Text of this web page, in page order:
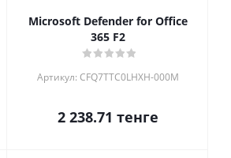
Microsoft Defender for Office
365 F2
Артикул: CFQ7TTC0LHXH-000M
2 238.71 тенге